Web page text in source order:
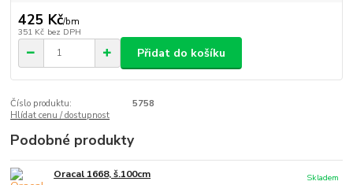
425 Kč/bm
351 Kč bez DPH
Přidat do košíku
Číslo produktu:
5758
Hlídat cenu / dostupnost
Podobné produkty
Oracal 1668, š.100cm Skladem